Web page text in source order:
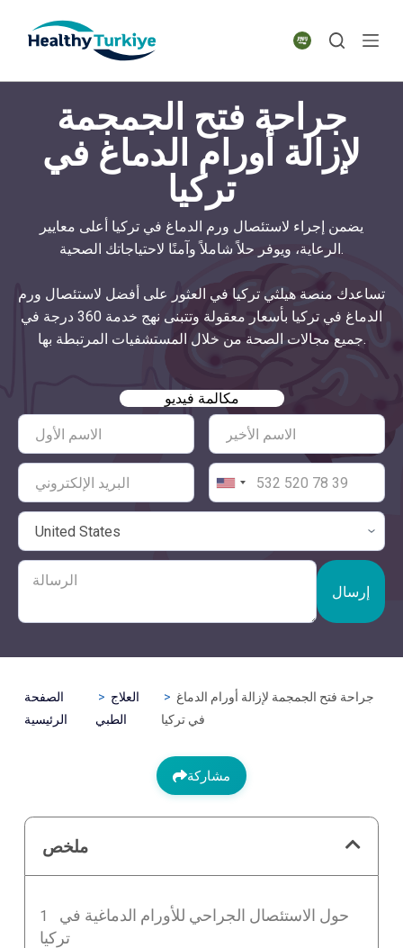
p
t
جراحة فتح الجمجمة
لإزالة أورام الدماغ في
تركيا
يضمن إجراء لاستئصال ورم الدماغ في تركيا أعلى معايير
الرعاية، ويوفر حلاً شاملاً وآمنًا لاحتياجاتك الصحية.
تساعدك منصة هيلثي تركيا في العثور على أفضل لاستئصال ورم
الدماغ في تركيا بأسعار معقولة وتتبنى نهج خدمة 360 درجة في
جميع مجالات الصحة من خلال المستشفيات المرتبطة بها.
مكالمة فيديو
إرسال
الصفحة
الرئيسية
العلاج
الطبي
في تركيا
مشاركة
ملخص
حول الاستئصال الجراحي للأورام الدماغية في
تركيا